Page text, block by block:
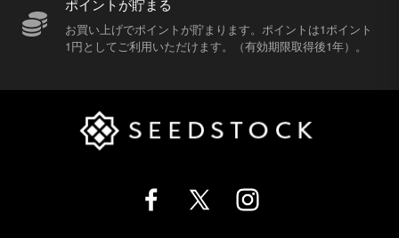
お買い上げでポイントが貯まります。ポイントは1ポイント
1円としてご利用いただけます。（有効期限取得後1年）。